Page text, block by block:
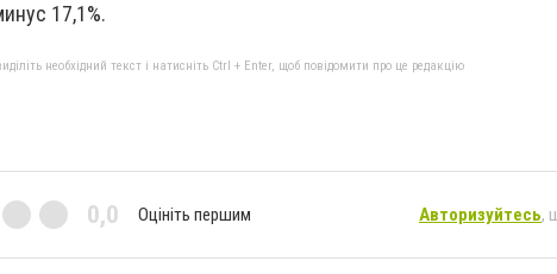
17,1%.
необхідний текст і натисніть Ctrl + Enter, щоб повідомити про це редакцію
0,0 Оцініть першим Авторизуйтесь,